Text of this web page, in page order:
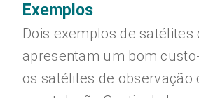
Exemplos
Dois exemplos de satélites
apresentam um bom
os satélites de observação